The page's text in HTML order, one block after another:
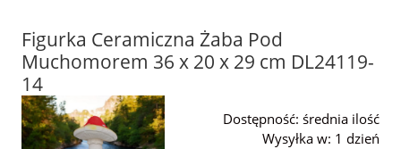
Figurka Ceramiczna Żaba Pod
Muchomorem 36 x 20 x 29 cm DL24119-
14
Dostępność: średnia ilość
Wysyłka w: 1 dzień